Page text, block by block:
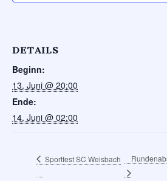
DETAILS
Beginn:
13. Juni @ 20:00
Ende:
14. Juni @ 02:00
Sportfest SC Weisbach